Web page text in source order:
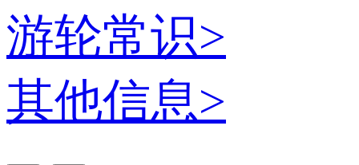
游轮常识>
其他信息>